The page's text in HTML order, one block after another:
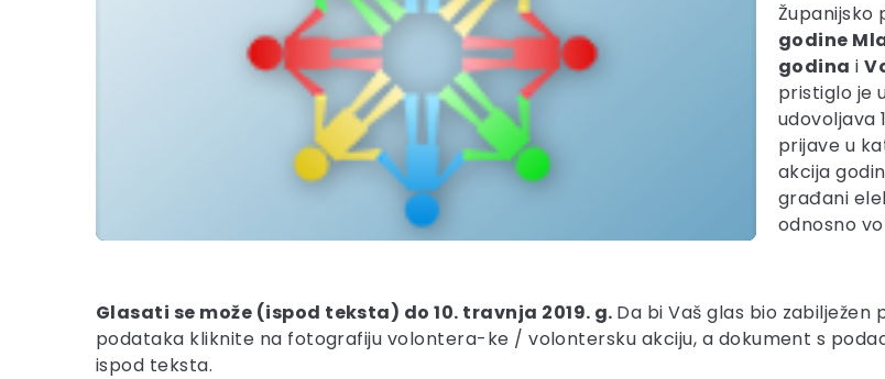
Županijsko
godine
godina i
pristiglo je
udovoljava
prijave u
akcija
građani
odnosno
Glasati se može (ispod teksta) do 10. travnja 2019. g. Da bi Vaš glas bio
podataka kliknite na fotografiju volontera-ke / volontersku akciju, a dokument s
ispod teksta.